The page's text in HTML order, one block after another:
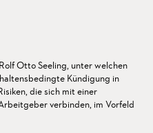
Otto Seeling, unter welchen
Kündigung in
die sich mit einer
verbinden, im Vorfeld